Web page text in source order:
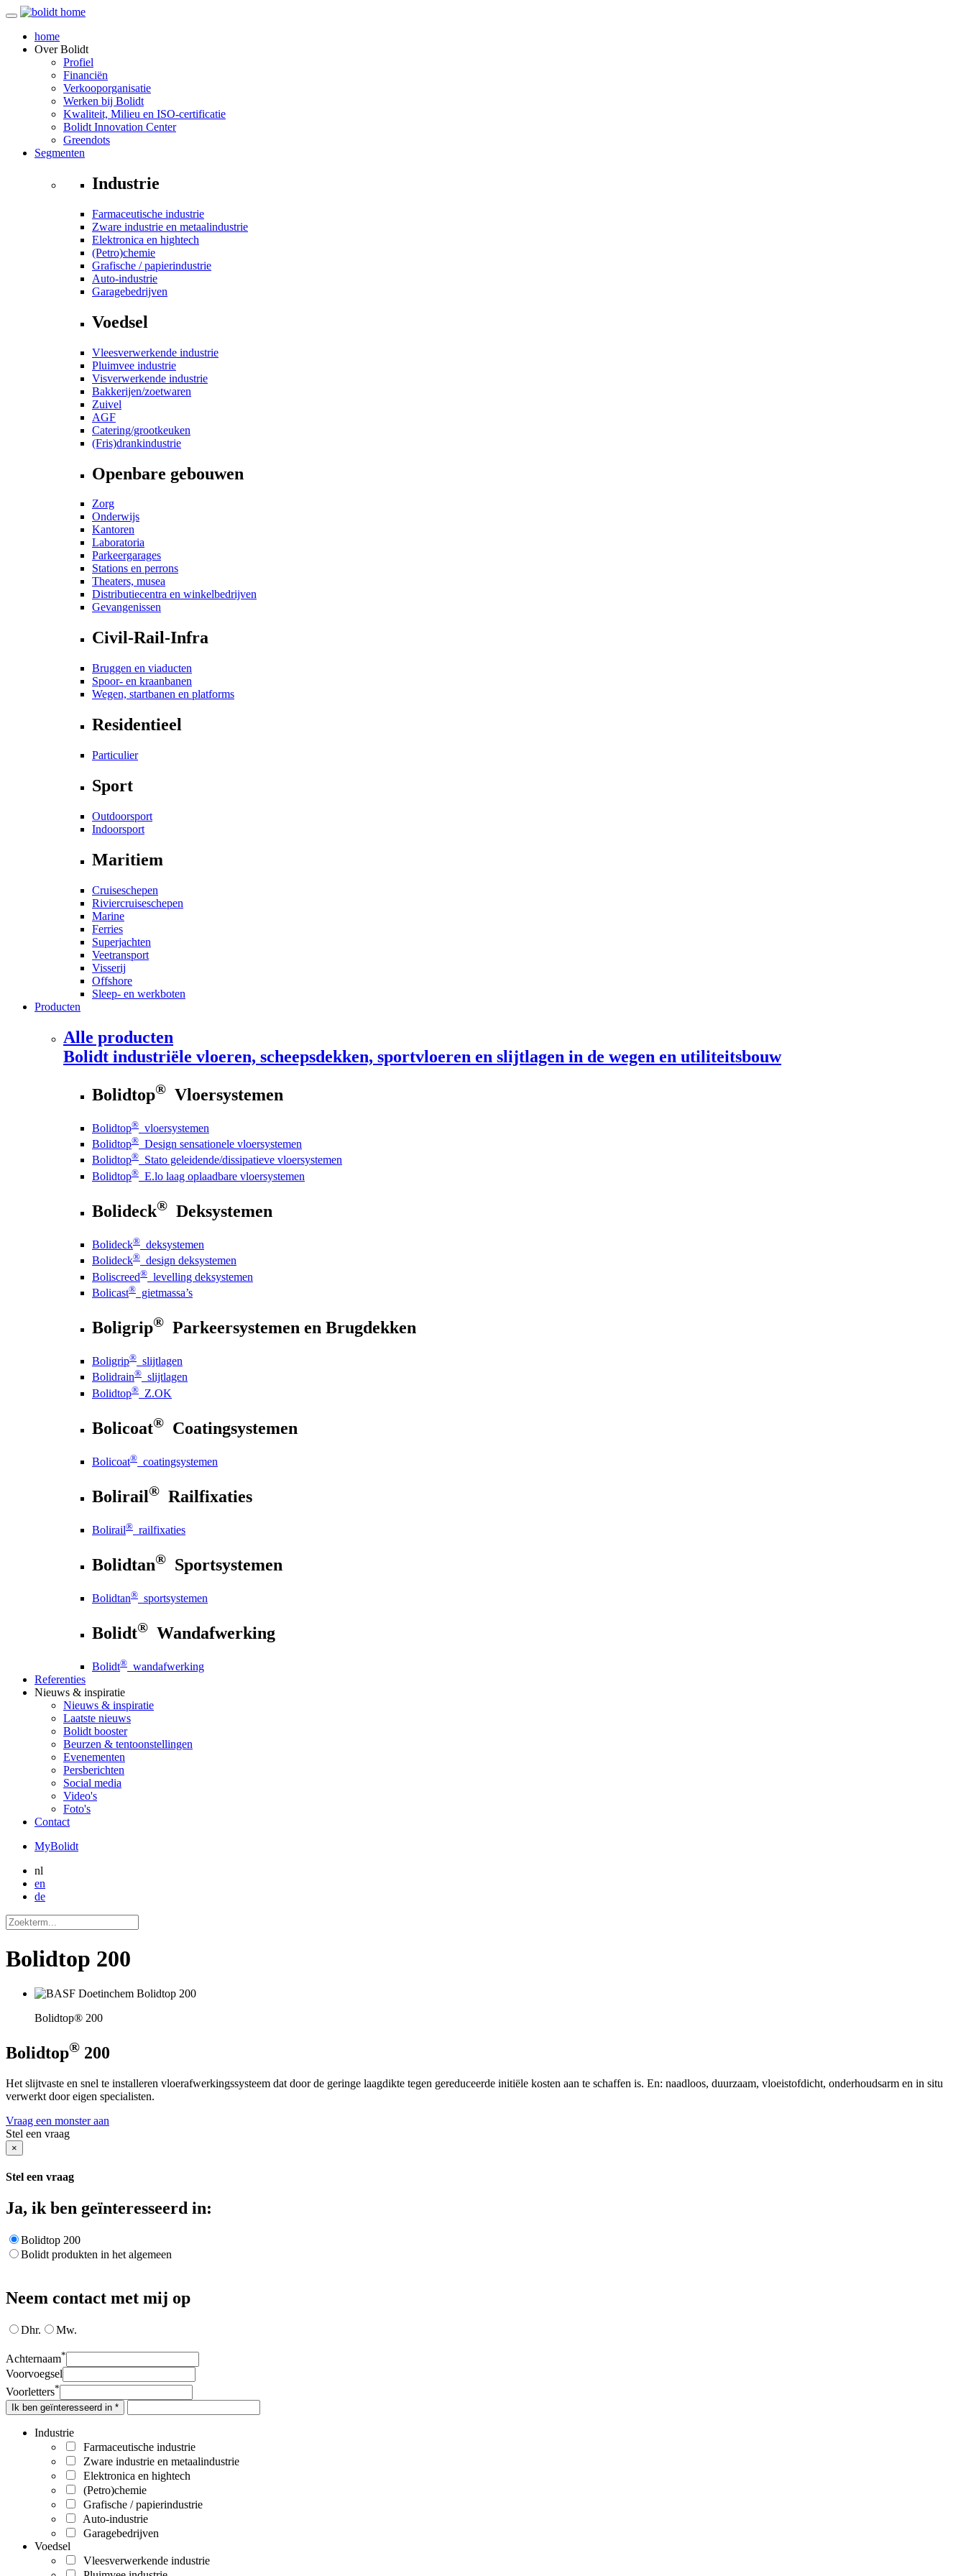
home
OverBolidt
Profiel
Financiën
Verkooporganisatie
Werken bij Bolidt
Kwaliteit, Milieu en ISO-certificatie
Bolidt Innovation Center
Greendots
Segmenten
Industrie
Farmaceutische industrie
Zware industrie en metaalindustrie
Elektronica en hightech
(Petro)chemie
Grafische / papierindustrie
Auto-industrie
Garagebedrijven
Voedsel
Vleesverwerkende industrie
Pluimvee industrie
Visverwerkende industrie
Bakkerijen/zoetwaren
Zuivel
AGF
Catering/grootkeuken
(Fris)drankindustrie
Openbare gebouwen
Zorg
Onderwijs
Kantoren
Laboratoria
Parkeergarages
Stations en perrons
Theaters, musea
Distributiecentra en winkelbedrijven
Gevangenissen
Civil-Rail-Infra
Bruggen en viaducten
Spoor- en kraanbanen
Wegen, startbanen en platforms
Residentieel
Particulier
Sport
Outdoorsport
Indoorsport
Maritiem
Cruiseschepen
Riviercruiseschepen
Marine
Ferries
Superjachten
Veetransport
Visserij
Offshore
Sleep- en werkboten
Producten
Alle producten
Bolidt industriële vloeren, scheepsdekken, sportvloeren en slijtlagen in de wegen en utiliteitsbouw
Bolidtop® Vloersystemen
Bolidtop® vloersystemen
Bolidtop® Design sensationele vloersystemen
Bolidtop® Stato geleidende/dissipatieve vloersystemen
Bolidtop® E.lo laag oplaadbare vloersystemen
Bolideck® Deksystemen
Bolideck® deksystemen
Bolideck® design deksystemen
Boliscreed® levelling deksystemen
Bolicast® gietmassa’s
Boligrip® Parkeersystemen en Brugdekken
Boligrip® slijtlagen
Bolidrain® slijtlagen
Bolidtop® Z.OK
Bolicoat® Coatingsystemen
Bolicoat® coatingsystemen
Bolirail® Railfixaties
Bolirail® railfixaties
Bolidtan® Sportsystemen
Bolidtan® sportsystemen
Bolidt® Wandafwerking
Bolidt® wandafwerking
Referenties
Nieuws & inspiratie
Nieuws & inspiratie
Laatste nieuws
Bolidt booster
Beurzen & tentoonstellingen
Evenementen
Persberichten
Social media
Video's
Foto's
Contact
MyBolidt
nl
en
de
Bolidtop 200
Bolidtop® 200
Bolidtop® 200
Het slijtvaste en snel te installeren vloerafwerkingssysteem dat door de geringe laagdikte tegen gereduceerde initiële kosten aan te schaffen is. En: naadloos, duurzaam, vloeistofdicht, onderhoudsarm en in situ
verwerkt door eigen specialisten.
Vraag een monster aan
Stel een vraag
×
Stel een vraag
Ja, ik ben geïnteresseerd in:
Bolidtop 200
Bolidt produkten in het algemeen
Neem contact met mij op
Dhr. Mw.
Achternaam*
Voorvoegsel
Voorletters*
Ik ben geïnteresseerd in *
Industrie
Farmaceutische industrie
Zware industrie en metaalindustrie
Elektronica en hightech
(Petro)chemie
Grafische / papierindustrie
Auto-industrie
Garagebedrijven
Voedsel
Vleesverwerkende industrie